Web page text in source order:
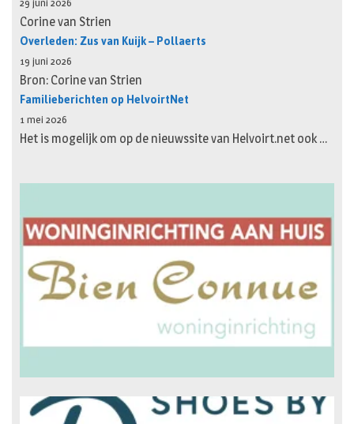
29 juni 2026
Corine van Strien
Overleden: Zus van Kuijk – Pollaerts
19 juni 2026
Bron: Corine van Strien
Familieberichten op HelvoirtNet
1 mei 2026
Het is mogelijk om op de nieuwssite van Helvoirt.net ook …